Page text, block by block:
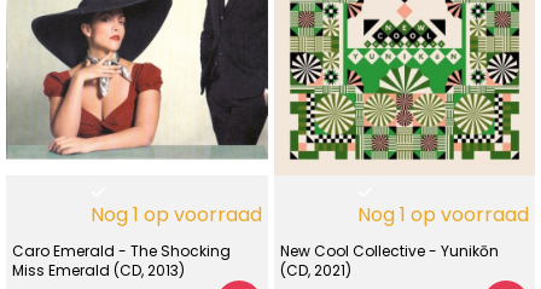
Nog 1 op voorraad
Caro Emerald - The Shocking
Miss Emerald (CD, 2013)
Nog 1 op voorraad
New Cool Collective - Yunikōn
(CD, 2021)